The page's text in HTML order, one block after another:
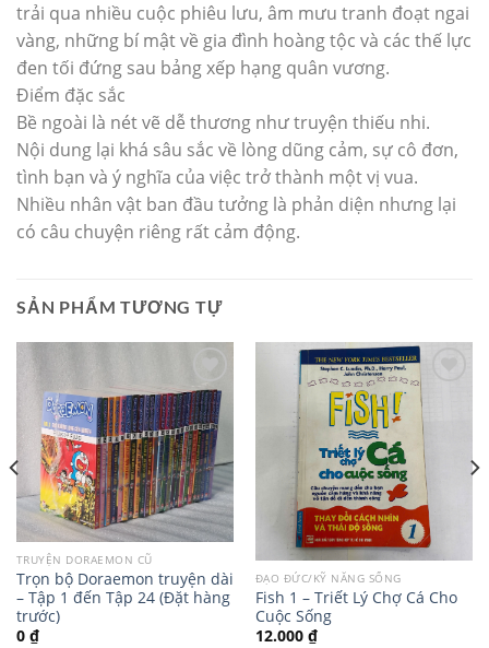
trải qua nhiều cuộc phiêu lưu, âm mưu tranh đoạt ngai
vàng, những bí mật về gia đình hoàng tộc và các thế lực
đen tối đứng sau bảng xếp hạng quân vương.
Điểm đặc sắc
Bề ngoài là nét vẽ dễ thương như truyện thiếu nhi.
Nội dung lại khá sâu sắc về lòng dũng cảm, sự cô đơn,
tình bạn và ý nghĩa của việc trở thành một vị vua.
Nhiều nhân vật ban đầu tưởng là phản diện nhưng lại
có câu chuyện riêng rất cảm động.
SẢN PHẨM TƯƠNG TỰ
TRUYỆN DORAEMON CŨ
Trọn bộ Doraemon truyện dài
– Tập 1 đến Tập 24 (Đặt hàng
trước)
0 ₫
ĐẠO ĐỨC/KỸ NĂNG SỐNG
Fish 1 – Triết Lý Chợ Cá Cho
Cuộc Sống
12.000 ₫